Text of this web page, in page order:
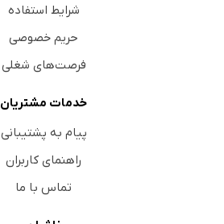
شرایط استفاده
حریم خصوصی
فرصت‌های شغلی
خدمات مشتریان
پیام به پشتیبانی
راهنمای کاربران
تماس با ما